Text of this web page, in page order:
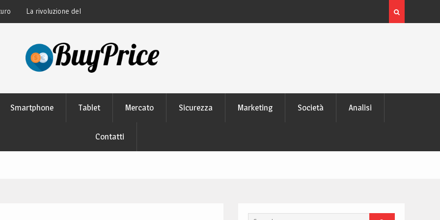
perché tutti lo
moderni
L’evoluzione delle schede video: dai pixel al Ray
moderno
Smartphone Tablet Mercato Sicurezza Marketing Società Analisi
Contatti